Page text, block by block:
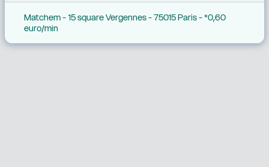
Matchem - 15 square Vergennes - 75015 Paris - *0,60
euro/min